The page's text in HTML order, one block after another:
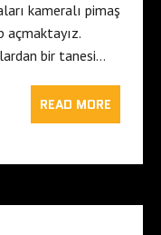
kameralı pimaş
açmaktayız.
bir tanesi…
READ MORE